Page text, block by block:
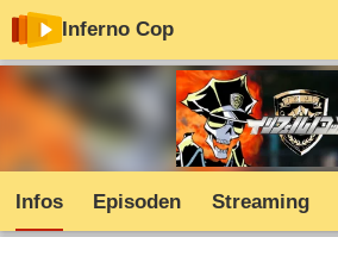
Inferno Cop
Infos Episoden Streaming